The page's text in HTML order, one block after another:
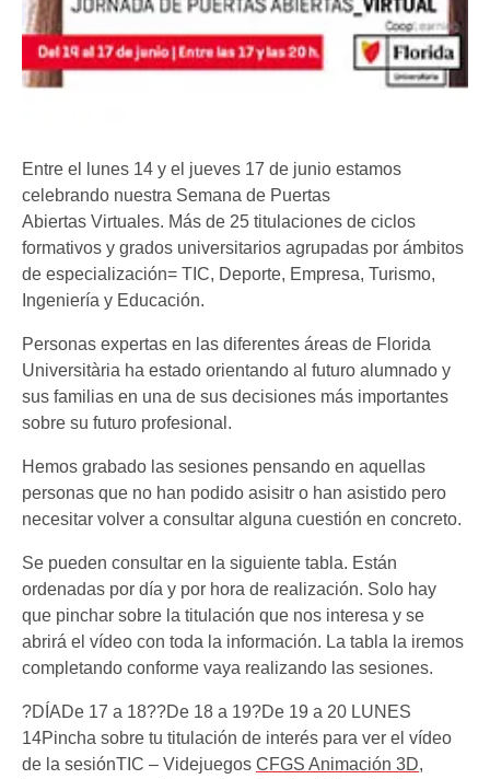
Entre el lunes 14 y el jueves 17 de junio estamos
celebrando nuestra Semana de Puertas
Abiertas Virtuales. Más de 25 titulaciones de ciclos
formativos y grados universitarios agrupadas por ámbitos
de especialización= TIC, Deporte, Empresa, Turismo,
Ingeniería y Educación.
Personas expertas en las diferentes áreas de Florida
Universitària ha estado orientando al futuro alumnado y
sus familias en una de sus decisiones más importantes
sobre su futuro profesional.
Hemos grabado las sesiones pensando en aquellas
personas que no han podido asisitr o han asistido pero
necesitar volver a consultar alguna cuestión en concreto.
Se pueden consultar en la siguiente tabla. Están
ordenadas por día y por hora de realización. Solo hay
que pinchar sobre la titulación que nos interesa y se
abrirá el vídeo con toda la información. La tabla la iremos
completando conforme vaya realizando las sesiones.
?DÍADe 17 a 18??De 18 a 19?De 19 a 20 LUNES
14Pincha sobre tu titulación de interés para ver el vídeo
de la sesiónTIC – Videjuegos CFGS Animación 3D,